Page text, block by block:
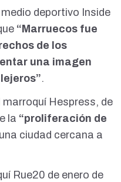
deportivo Inside
“Marruecos fue
de los
una imagen
.
Hespress, de
la “proliferación de
ciudad cercana a
Rue20 de enero de